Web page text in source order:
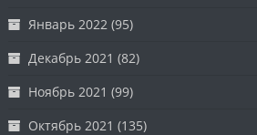
Январь 2022 (95)
Декабрь 2021 (82)
Ноябрь 2021 (99)
Октябрь 2021 (135)